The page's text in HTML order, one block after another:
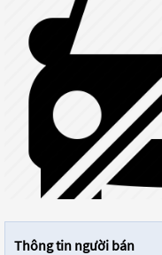
Thông tin người bán